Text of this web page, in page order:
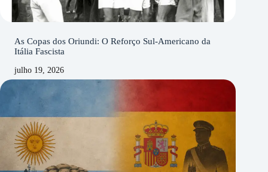
As Copas dos Oriundi: O Reforço Sul-Americano da
Itália Fascista
julho 19, 2026